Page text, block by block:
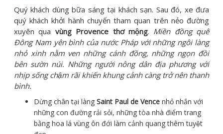
Quý khách dùng bữa sáng tại khách sạn. Sau đó, xe đưa
quý khách khởi hành chuyến tham quan trên nẻo đường
xuyên qua vùng Provence thơ mộng. Miền đồng quê
Đông Nam yên bình của nước Pháp với những ngôi làng
nhỏ xinh nằm ven những cánh đồng, những ngọn đồi
bên sườn núi. Những người nông dân địa phương với
nhịp sống chậm rãi khiến khung cảnh càng trở nên thanh
bình.
Dừng chân tại làng Saint Paul de Vence nhỏ nhắn với
những con đường rải sỏi, những tòa nhà điểm trang
bằng hoa lá vùng ôn đới làm cảnh quang thêm tuyệt